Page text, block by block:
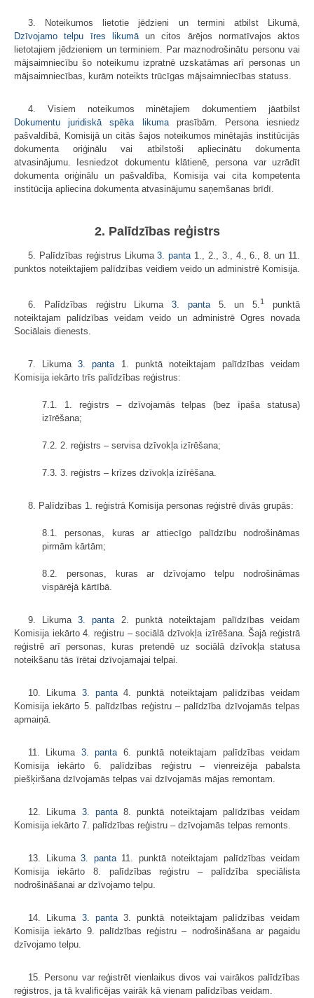
3. Noteikumos lietotie jēdzieni un termini atbilst Likumā,
Dzīvojamo telpu īres likumāun citos ārējos normatīvajos aktos
lietotajiem jēdzieniem un terminiem. Par maznodrošinātu personu vai
mājsaimniecību šo noteikumu izpratnē uzskatāmas arī personas un
mājsaimniecības, kurām noteikts trūcīgas mājsaimniecības statuss.
4. Visiem noteikumos minētajiem dokumentiem jāatbilst
Dokumentu juridiskā spēka likumaprasībām. Persona iesniedz
pašvaldībā, Komisijā un citās šajos noteikumos minētajās institūcijās
dokumenta oriģinālu vai atbilstoši apliecinātu dokumenta
atvasinājumu. Iesniedzot dokumentu klātienē, persona var uzrādīt
dokumenta oriģinālu un pašvaldība, Komisija vai cita kompetenta
institūcija apliecina dokumenta atvasinājumu saņemšanas brīdī.
2. Palīdzības reģistrs
5. Palīdzības reģistrus Likuma3. panta 1., 2., 3., 4., 6., 8. un 11.
punktos noteiktajiem palīdzības veidiem veido un administrē Komisija.
6. Palīdzības reģistru Likuma3. panta5. un 5.1
punktā
noteiktajam palīdzības veidam veido un administrē Ogres novada
Sociālais dienests.
7. Likuma3. panta 1. punktā noteiktajam palīdzības veidam
Komisija iekārto trīs palīdzības reģistrus:
7.1. 1. reģistrs – dzīvojamās telpas (bez īpaša statusa)
izīrēšana;
7.2. 2. reģistrs – servisa dzīvokļa izīrēšana;
7.3. 3. reģistrs – krīzes dzīvokļa izīrēšana.
8. Palīdzības 1. reģistrā Komisija personas reģistrē divās grupās:
8.1. personas, kuras ar attiecīgo palīdzību nodrošināmas
pirmām kārtām;
8.2. personas, kuras ar dzīvojamo telpu nodrošināmas
vispārējā kārtībā.
9. Likuma3. panta 2. punktā noteiktajam palīdzības veidam
Komisija iekārto 4. reģistru – sociālā dzīvokļa izīrēšana. Šajā reģistrā
reģistrē arī personas, kuras pretendē uz sociālā dzīvokļa statusa
noteikšanu tās īrētai dzīvojamajai telpai.
10. Likuma 3. panta4. punktā noteiktajam palīdzības veidam
Komisija iekārto 5. palīdzības reģistru – palīdzība dzīvojamās telpas
apmaiņā.
11. Likuma 3. panta 6. punktā noteiktajam palīdzības veidam
Komisija iekārto 6. palīdzības reģistru – vienreizēja pabalsta
piešķiršana dzīvojamās telpas vai dzīvojamās mājas remontam.
12. Likuma 3. panta8. punktā noteiktajam palīdzības veidam
Komisija iekārto 7. palīdzības reģistru – dzīvojamās telpas remonts.
13. Likuma 3. panta11. punktā noteiktajam palīdzības veidam
Komisija iekārto 8. palīdzības reģistru – palīdzība speciālista
nodrošināšanai ar dzīvojamo telpu.
14. Likuma 3. panta3. punktā noteiktajam palīdzības veidam
Komisija iekārto 9. palīdzības reģistru – nodrošināšana ar pagaidu
dzīvojamo telpu.
15. Personu var reģistrēt vienlaikus divos vai vairākos palīdzības
reģistros, ja tā kvalificējas vairāk kā vienam palīdzības veidam.